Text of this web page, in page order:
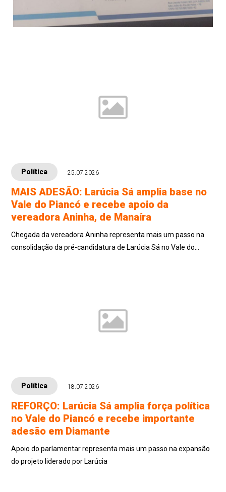
Política 25.07.2026
MAIS ADESÃO: Larúcia Sá amplia base no
Vale do Piancó e recebe apoio da
vereadora Aninha, de Manaíra
Chegada da vereadora Aninha representa mais um passo na
consolidação da pré-candidatura de Larúcia Sá no Vale do
Política 18.07.2026
REFORÇO: Larúcia Sá amplia força política
no Vale do Piancó e recebe importante
adesão em Diamante
Apoio do parlamentar representa mais um passo na expansão
do projeto liderado por Larúcia